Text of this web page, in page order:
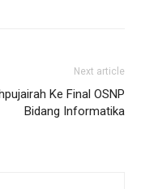
Next article
Ke Final OSNP
Bidang Informatika